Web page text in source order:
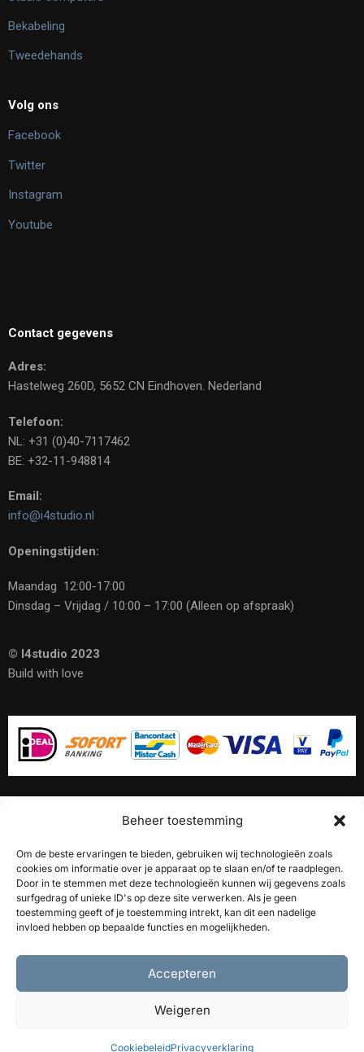
Beheer toestemming
Om de beste ervaringen te bieden, gebruiken wij technologieën zoals
cookies om informatie over je apparaat op te slaan en/of te raadplegen.
Door in te stemmen met deze technologieën kunnen wij gegevens zoals
surfgedrag of unieke ID's op deze site verwerken. Als je geen
toestemming geeft of je toestemming intrekt, kan dit een nadelige
invloed hebben op bepaalde functies en mogelijkheden.
Accepteren
Weigeren
CookiebeleidPrivacyverklaring
Bekabeling
Tweedehands
Volg ons
Facebook
Twitter
Instagram
Youtube
Contact gegevens
Adres:
Hastelweg 260D, 5652 CN Eindhoven. Nederland
Telefoon:
NL: +31 (0)40-7117462
BE: +32-11-948814
Email:
info@i4studio.nl
Openingstijden:
Maandag 12:00-17:00
Dinsdag – Vrijdag / 10:00 – 17:00 (Alleen op afspraak)
© I4studio 2023
Build with love
10% Korting op onze
akoestische panelen
Ontvang 10% korting
English( Engels